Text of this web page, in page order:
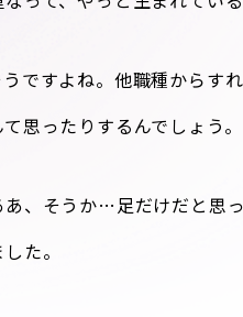
ですよね。他職種からす
思ったりするんでしょう。
、そうか…足だけだと思
た。